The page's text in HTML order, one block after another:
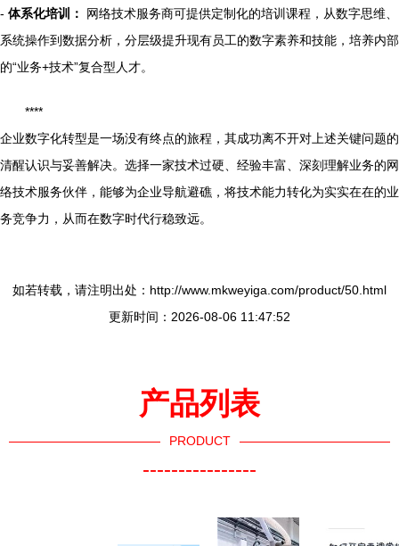
- 体系化培训：
网络技术服务商可提供定制化的培训课程，从数字思维、
系统操作到数据分析，分层级提升现有员工的数字素养和技能，培养内部
的“业务+技术”复合型人才。
****
企业数字化转型是一场没有终点的旅程，其成功离不开对上述关键问题的
清醒认识与妥善解决。选择一家技术过硬、经验丰富、深刻理解业务的网
络技术服务伙伴，能够为企业导航避礁，将技术能力转化为实实在在的业
务竞争力，从而在数字时代行稳致远。
如若转载，请注明出处：http://www.mkweyiga.com/product/50.html
更新时间：2026-08-06 11:47:52
产品列表
PRODUCT
----------------